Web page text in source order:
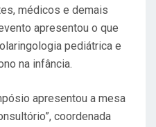
médicos e demais
apresentou o que
pediátrica e
na infância.
apresentou a mesa
coordenada